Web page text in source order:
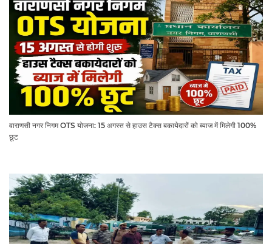
वाराणसी नगर निगम OTS योजना: 15 अगस्त से हाउस टैक्स बकायेदारों को ब्याज में मिलेगी 100%
छूट